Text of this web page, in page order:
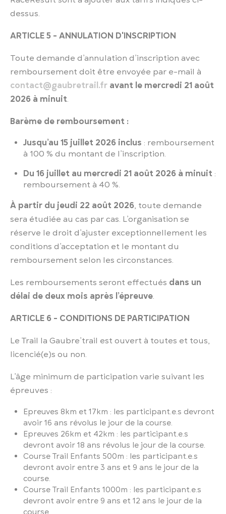
dessus.
ARTICLE 5 - ANNULATION D'INSCRIPTION
Toute demande d’annulation d’inscription avec
remboursement doit être envoyée par e-mail à
contact@gaubretrail.fr avant le mercredi 21 août
2026 à minuit.
Barème de remboursement :
Jusqu’au 15 juillet 2026 inclus : remboursement
à 100 % du montant de l’inscription.
Du 16 juillet au mercredi 21 août 2026 à minuit :
remboursement à 40 %.
À partir du jeudi 22 août 2026, toute demande
sera étudiée au cas par cas. L’organisation se
réserve le droit d’ajuster exceptionnellement les
conditions d’acceptation et le montant du
remboursement selon les circonstances.
Les remboursements seront effectués dans un
délai de deux mois après l’épreuve.
ARTICLE 6 - CONDITIONS DE PARTICIPATION
Le Trail la Gaubre’trail est ouvert à toutes et tous,
licencié(e)s ou non.
L’âge minimum de participation varie suivant les
épreuves :
Epreuves 8km et 17km : les participant.e.s devront
avoir 16 ans révolus le jour de la course.
Epreuves 26km et 42km : les participant.e.s
devront avoir 18 ans révolus le jour de la course.
Course Trail Enfants 500m : les participant.e.s
devront avoir entre 3 ans et 9 ans le jour de la
course.
Course Trail Enfants 1000m : les participant.e.s
devront avoir entre 9 ans et 12 ans le jour de la
course.